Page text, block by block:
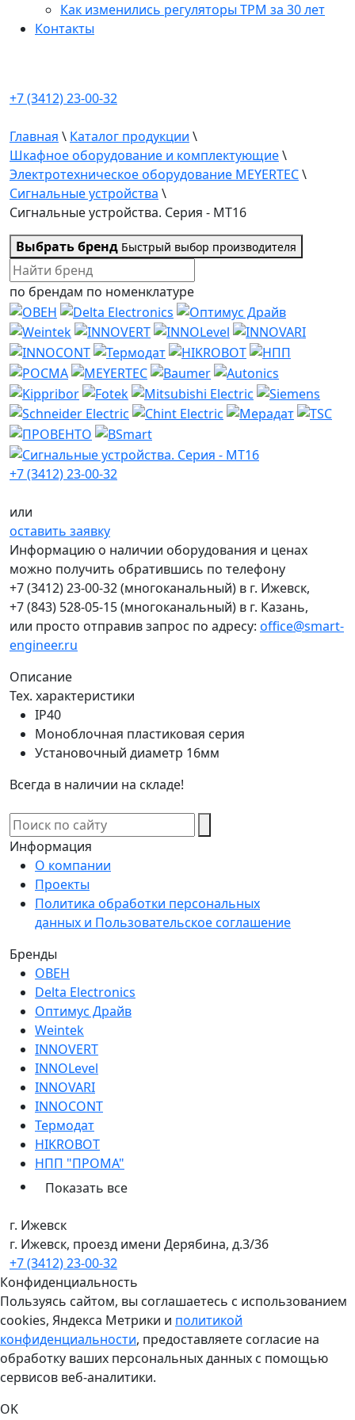
Как изменились регуляторы ТРМ за 30 лет
Контакты
+7 (3412) 23-00-32
Главная \ Каталог продукции \
Шкафное оборудование и комплектующие\
Электротехническое оборудование MEYERTEC\
Сигнальные устройства \
Сигнальные устройства. Серия - MT16
Выбрать бренд Быстрый выбор производителя
по брендам по номенклатуре
+7 (3412) 23-00-32
или
оставить заявку
Информацию о наличии оборудования и ценах
можно получить обратившись по телефону
+7 (3412) 23-00-32(многоканальный) в г. Ижевск,
+7 (843) 528-05-15(многоканальный) в г. Казань,
или просто отправив запрос по адресу: office@smart-
engineer.ru
Описание
Тех. характеристики
IP40
Моноблочная пластиковая серия
Установочный диаметр 16мм
Всегда в наличии на складе!
Информация
О компании
Проекты
Политика обработки персональных
данных и Пользовательское соглашение
Бренды
ОВЕН
Delta Electronics
Оптимус Драйв
Weintek
INNOVERT
INNOLevel
INNOVARI
INNOCONT
Термодат
HIKROBOT
НПП "ПРОМА"
Показать все
г. Ижевск
г. Ижевск, проезд имени Дерябина, д.3/36
+7 (3412) 23-00-32
Конфиденциальность
Пользуясь сайтом, вы соглашаетесь с использованием
cookies, Яндекса Метрики и политикой
конфиденциальности, предоставляете согласие на
обработку ваших персональных данных с помощью
сервисов веб-аналитики.
OK